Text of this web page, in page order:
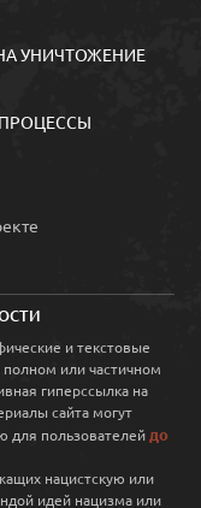
УНИЧТОЖЕНИЕ
и текстовые
или частичном
гиперссылка на
сайта могут
для пользователейдо
нацистскую или
идей нацизма или